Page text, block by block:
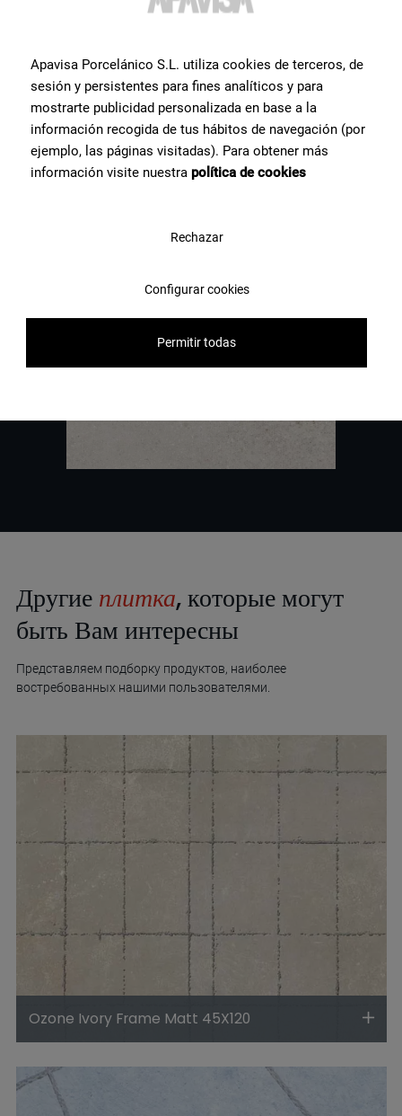
информация или помощь
Свяжитесь с командой специалистов Apavisa Porcelánico. Мы
проконсультируем Вас и поможем со всем, что нужно для
реализации проекта.
Ozone Ivory Frame Matt 45X120
Другие плитка, которые могут
быть Вам интересны
Представляем подборку продуктов, наиболее
востребованных нашими пользователями.
Apavisa Porcelánico S.L. utiliza cookies de terceros, de
sesión y persistentes para fines analíticos y para
mostrarte publicidad personalizada en base a la
información recogida de tus hábitos de navegación (por
ejemplo, las páginas visitadas). Para obtener más
información visite nuestra política de cookies
Rechazar
Configurar cookies
Permitir todas